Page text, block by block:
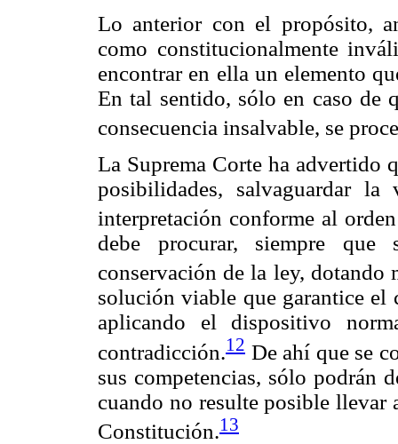
Lo anterior con el propósito,
como constitucionalmente
encontrar en ella un elemento
En tal sentido, sólo en caso de
consecuencia insalvable, se
La Suprema Corte ha advertido
posibilidades, salvaguardar
interpretación conforme al
debe procurar, siempre
conservación de la ley, dotando
solución viable que garantice
aplicando el dispositivo
contradicción.12 De ahí que se
sus competencias, sólo podrán
cuando no resulte posible llevar
Constitución.13